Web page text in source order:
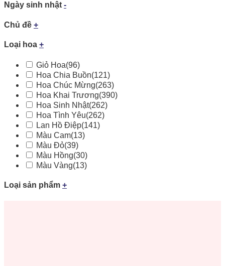
Ngày sinh nhật -
Chủ đề +
Loại hoa +
Giỏ Hoa(96)
Hoa Chia Buồn(121)
Hoa Chúc Mừng(263)
Hoa Khai Trương(390)
Hoa Sinh Nhật(262)
Hoa Tình Yêu(262)
Lan Hồ Điệp(141)
Màu Cam(13)
Màu Đỏ(39)
Màu Hồng(30)
Màu Vàng(13)
Loại sản phẩm +